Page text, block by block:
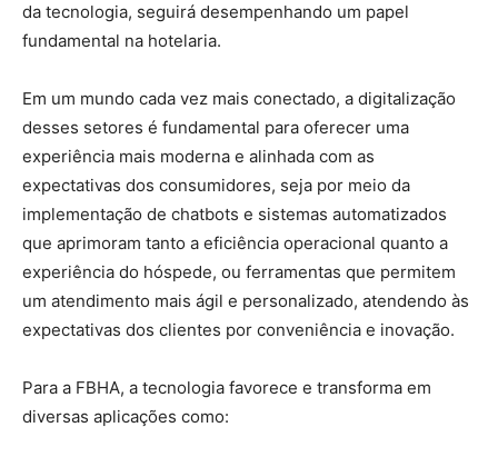
da tecnologia, seguirá desempenhando um papel
fundamental na hotelaria.
Em um mundo cada vez mais conectado, a digitalização
desses setores é fundamental para oferecer uma
experiência mais moderna e alinhada com as
expectativas dos consumidores, seja por meio da
implementação de chatbots e sistemas automatizados
que aprimoram tanto a eficiência operacional quanto a
experiência do hóspede, ou ferramentas que permitem
um atendimento mais ágil e personalizado, atendendo às
expectativas dos clientes por conveniência e inovação.
Para a FBHA, a tecnologia favorece e transforma em
diversas aplicações como: